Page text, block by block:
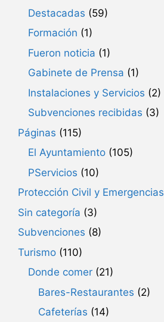
Destacadas (59)
Formación (1)
Fueron noticia (1)
Gabinete de Prensa (1)
Instalaciones y Servicios (2)
Subvenciones recibidas (3)
Páginas (115)
El Ayuntamiento (105)
PServicios (10)
Protección Civil y Emergencias
Sin categoría (3)
Subvenciones (8)
Turismo (110)
Donde comer (21)
Bares-Restaurantes (2)
Cafeterías (14)